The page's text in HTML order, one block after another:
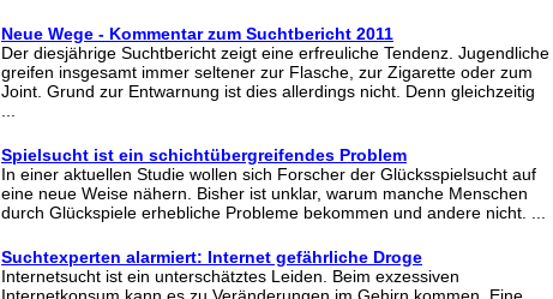
Neue Wege - Kommentar zum Suchtbericht 2011
Der diesjährige Suchtbericht zeigt eine erfreuliche Tendenz. Jugendliche
greifen insgesamt immer seltener zur Flasche, zur Zigarette oder zum
Joint. Grund zur Entwarnung ist dies allerdings nicht. Denn gleichzeitig
Spielsucht ist ein schichtübergreifendes Problem
In einer aktuellen Studie wollen sich Forscher der Glücksspielsucht auf
eine neue Weise nähern. Bisher ist unklar, warum manche Menschen
durch Glückspiele erhebliche Probleme bekommen und andere nicht. ...
Suchtexperten alarmiert: Internet gefährliche Droge
Internetsucht ist ein unterschätztes Leiden. Beim exzessiven